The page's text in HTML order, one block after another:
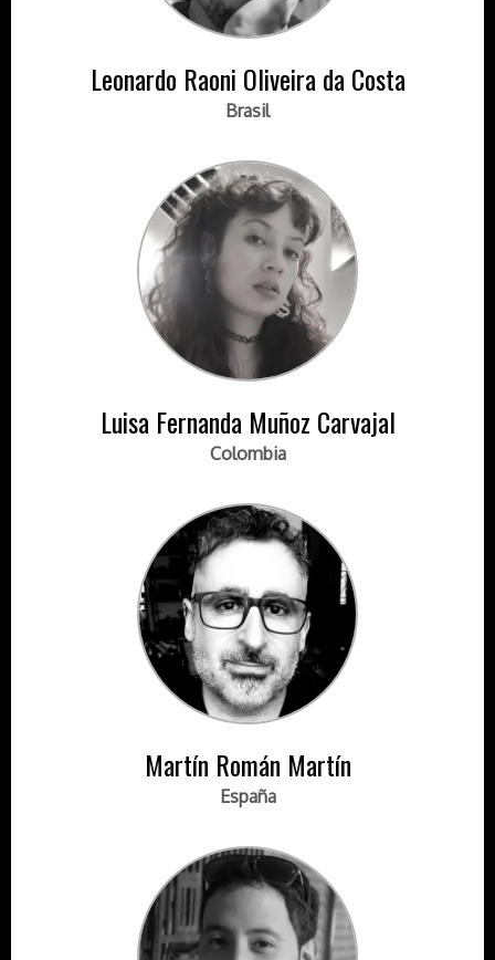
Leonardo Raoni Oliveira da Costa
Brasil
Luisa Fernanda Muñoz Carvajal
Colombia
Martín Román Martín
España